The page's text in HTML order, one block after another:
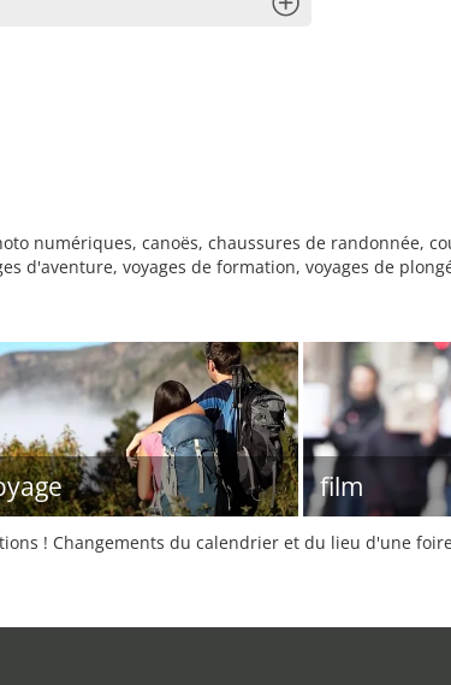
numériques, canoës, chaussures de randonnée,
d'aventure, voyages de formation, voyages de
film
! Changements du calendrier et du lieu d'une